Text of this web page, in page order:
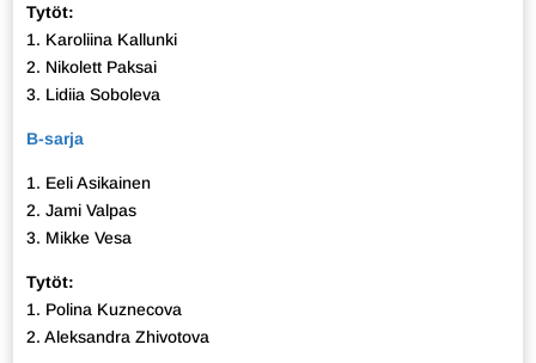
Tytöt:
1. Karoliina Kallunki
2. Nikolett Paksai
3. Lidiia Soboleva
B-sarja
1. Eeli Asikainen
2. Jami Valpas
3. Mikke Vesa
Tytöt:
1. Polina Kuznecova
2. Aleksandra Zhivotova